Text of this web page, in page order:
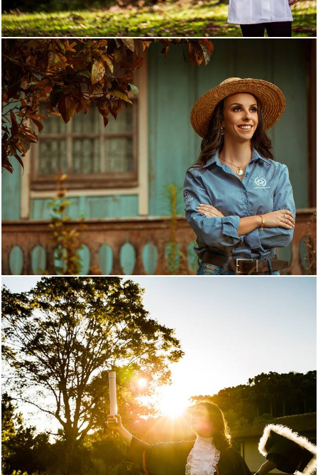
1134 25
1283 0